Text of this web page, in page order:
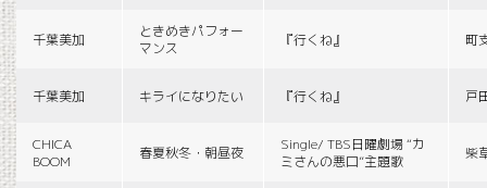
千葉美加
ときめきパフォー
マンス
『行くね』 町
千葉美加 キライになりたい 『行くね』 戸
CHICA
BOOM
春夏秋冬・朝昼夜
Single/ TBS日曜劇場 “カ
ミさんの悪口”主題歌
柴